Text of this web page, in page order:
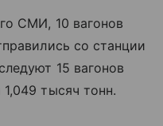
СМИ, 10 вагонов
со станции
15 вагонов
тысяч тонн.